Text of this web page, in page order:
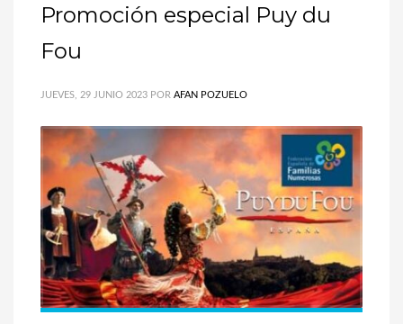
Promoción especial Puy du
Fou
JUEVES, 29 JUNIO 2023 POR AFAN POZUELO